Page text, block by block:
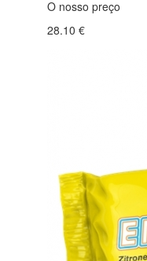
O nosso preço
28.10 €